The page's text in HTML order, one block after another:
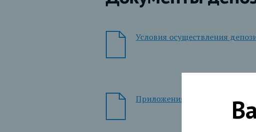
Условия осуществления
Приложения к Условиям